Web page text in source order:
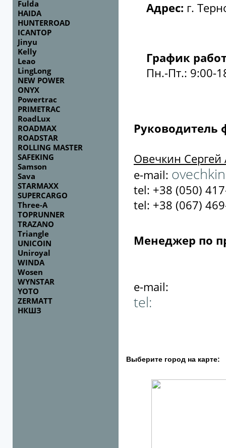
Fulda
HAIDA
HUNTERROAD
ICANTOP
Jinyu
Kelly
Leao
LingLong
NEW POWER
ONYX
Powertrac
PRIMETRAC
RoadLux
ROADMAX
ROADSTAR
ROLLING MASTER
SAFEKING
Samson
Sava
STARMAXX
SUPERCARGO
Three-A
TOPRUNNER
TRAZANO
Triangle
UNICOIN
Uniroyal
WINDA
Wosen
WYNSTAR
YOTO
ZERMATT
НКШЗ
Адрес: г.
График
Пн.-Пт.: 9:00-
Руководитель
Овечкин Сергей
e-mail:
tel: +38 (050)
tel: +38 (067)
Менеджер по
e-mail:
tel:
Выберите город на карте: